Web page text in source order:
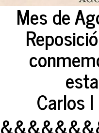
Mes de
Carlos I